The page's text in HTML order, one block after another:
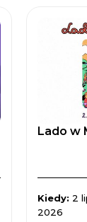
Lado w
Kiedy: 2
2026